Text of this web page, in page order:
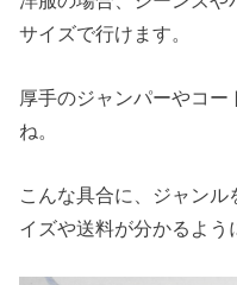
サイズで行けます。
厚手のジャンパーやコ
ね。
こんな具合に、ジャン
イズや送料が分かるよう